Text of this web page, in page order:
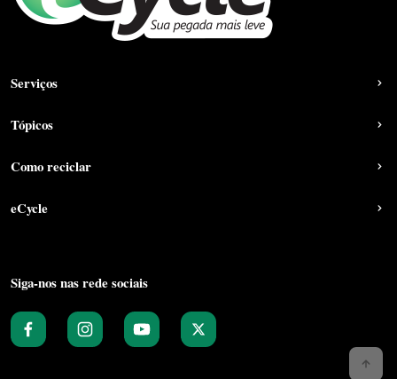
Serviços
Tópicos
Como reciclar
eCycle
Siga-nos nas rede sociais